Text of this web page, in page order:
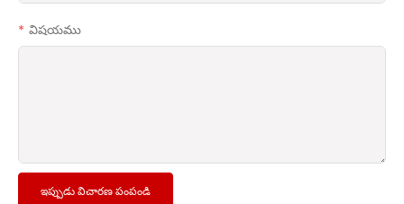
విషయము
ఇప్పుడు విచారణ పంపండి